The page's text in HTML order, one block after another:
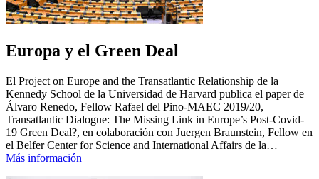
Europa y el Green Deal
El Project on Europe and the Transatlantic Relationship de la
Kennedy School de la Universidad de Harvard publica el paper de
Álvaro Renedo, Fellow Rafael del Pino-MAEC 2019/20,
Transatlantic Dialogue: The Missing Link in Europe’s Post-Covid-
19 Green Deal?, en colaboración con Juergen Braunstein, Fellow en
el Belfer Center for Science and International Affairs de la…
Más información